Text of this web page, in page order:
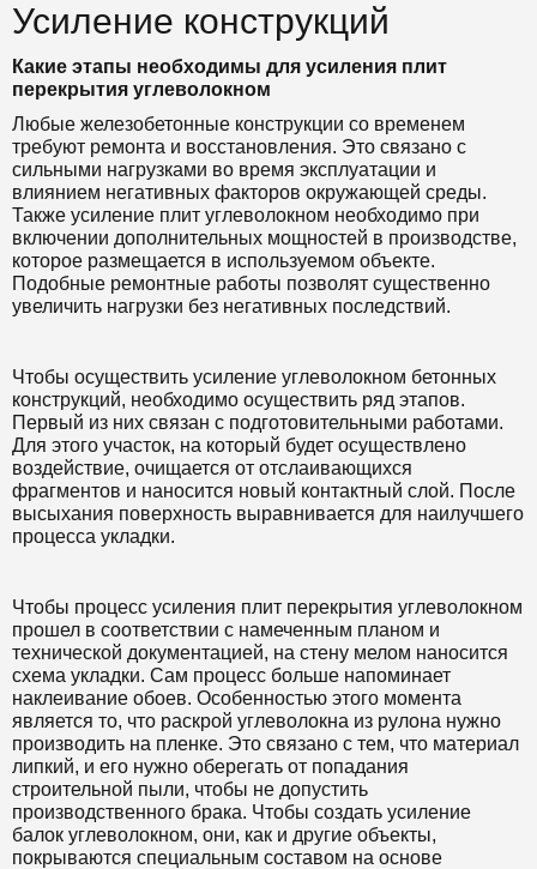
Усиление конструкций
Какие этапы необходимы для усиления плит
перекрытия углеволокном
Любые железобетонные конструкции со временем
требуют ремонта и восстановления. Это связано с
сильными нагрузками во время эксплуатации и
влиянием негативных факторов окружающей среды.
Также усиление плит углеволокном необходимо при
включении дополнительных мощностей в производстве,
которое размещается в используемом объекте.
Подобные ремонтные работы позволят существенно
увеличить нагрузки без негативных последствий.
Чтобы осуществить усиление углеволокном бетонных
конструкций, необходимо осуществить ряд этапов.
Первый из них связан с подготовительными работами.
Для этого участок, на который будет осуществлено
воздействие, очищается от отслаивающихся
фрагментов и наносится новый контактный слой. После
высыхания поверхность выравнивается для наилучшего
процесса укладки.
Чтобы процесс усиления плит перекрытия углеволокном
прошел в соответствии с намеченным планом и
технической документацией, на стену мелом наносится
схема укладки. Сам процесс больше напоминает
наклеивание обоев. Особенностью этого момента
является то, что раскрой углеволокна из рулона нужно
производить на пленке. Это связано с тем, что материал
липкий, и его нужно оберегать от попадания
строительной пыли, чтобы не допустить
производственного брака. Чтобы создать усиление
балок углеволокном, они, как и другие объекты,
покрываются специальным составом на основе